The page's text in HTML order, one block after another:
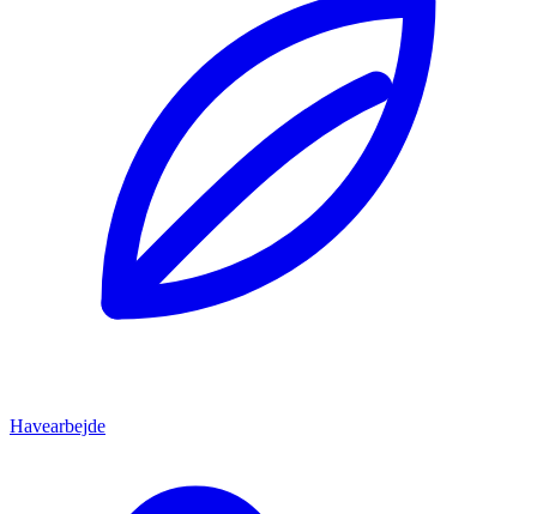
Havearbejde